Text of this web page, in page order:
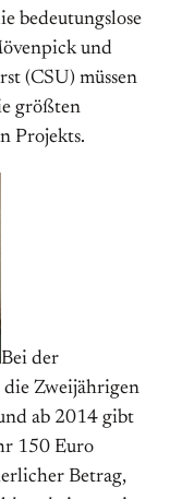
bedeutungslose
und
(CSU) müssen
größten
Projekts.
Bei der
Zweijährigen
ab 2014 gibt
150 Euro
Betrag,